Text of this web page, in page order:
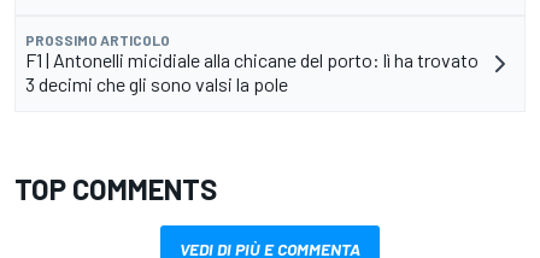
PROSSIMO ARTICOLO
F1 | Antonelli micidiale alla chicane del porto: lì ha trovato
3 decimi che gli sono valsi la pole
TOP COMMENTS
VEDI DI PIÙ E COMMENTA